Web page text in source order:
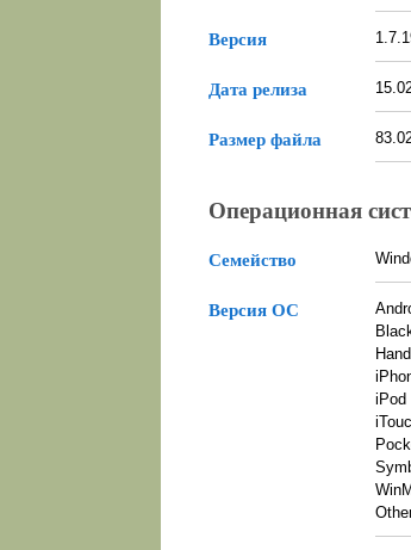
Версия
Дата релиза
Размер файла
Операционная
Семейство
Версия ОС
iPod